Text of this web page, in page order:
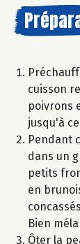
cuisson
poivrons
jusqu'à
Pendant
dans un
petits
en
Bien
Ôter la